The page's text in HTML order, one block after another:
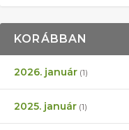
KORÁBBAN
2026. január (1)
2025. január (1)